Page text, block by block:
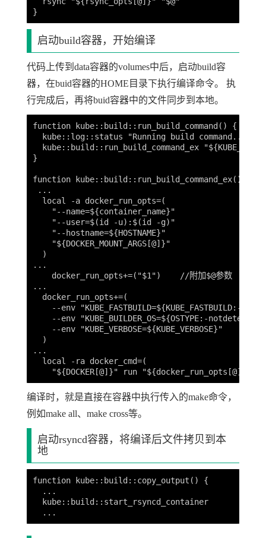
启动build容器，开始编译
代码上传到data容器的volumes中后，启动build容
器，在buid容器的HOME目录下执行编译命令。 执
行完成后，再将buid容器中的文件同步到本地。
function kube::build::run_build_command() {
  kube::log::status "Running build command..."
kube::build::run_build_command_ex
}
function kube::build::run_build_command_ex() {
...
  local -a docker_run_opts=(
    "--name=${container_name}"
    "--user=$(id -u):$(id -g)"
    "--hostname=${HOSTNAME}"
    "${DOCKER_MOUNT_ARGS[@]}"
  )
...
    docker_run_opts+=("$1")    //附加$@参数
...
  docker_run_opts+=(
--env "KUBE_FASTBUILD=${KUBE_FASTBUILD:-
--env "KUBE_BUILDER_OS=${OSTYPE:-
    --env "KUBE_VERBOSE=${KUBE_VERBOSE}"
  )
...
  local -ra docker_cmd=(
编译时，就是直接在容器中执行传入的make命令，
例如make all、make cross等。
启动rsyncd容器，将编译后文件拷贝到本
地
function kube::build::copy_output() {
  ...
  kube::build::start_rsyncd_container